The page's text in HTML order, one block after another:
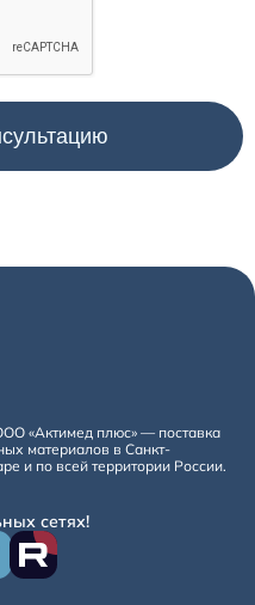
«Актимед плюс» — поставка
материалов в Санкт-
и по всей территории России.
сетях!